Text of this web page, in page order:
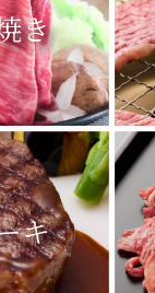
き
キ